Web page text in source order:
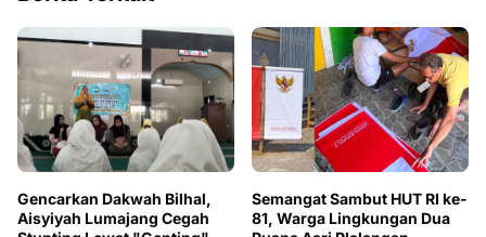
Gencarkan Dakwah Bilhal,
Aisyiyah Lumajang Cegah
Semangat Sambut HUT RI ke-
81, Warga Lingkungan Dua